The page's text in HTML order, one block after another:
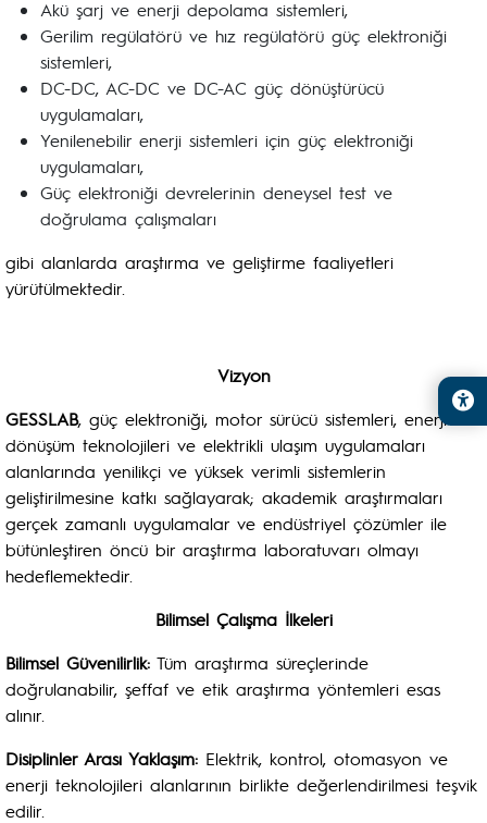
Akü şarj ve enerji depolama sistemleri,
Gerilim regülatörü ve hız regülatörü güç elektroniği
sistemleri,
DC-DC, AC-DC ve DC-AC güç dönüştürücü
uygulamaları,
Yenilenebilir enerji sistemleri için güç elektroniği
uygulamaları,
Güç elektroniği devrelerinin deneysel test ve
doğrulama çalışmaları
gibi alanlarda araştırma ve geliştirme faaliyetleri
yürütülmektedir.
Vizyon
GESSLAB, güç elektroniği, motor sürücü sistemleri, enerji
dönüşüm teknolojileri ve elektrikli ulaşım uygulamaları
alanlarında yenilikçi ve yüksek verimli sistemlerin
geliştirilmesine katkı sağlayarak; akademik araştırmaları
gerçek zamanlı uygulamalar ve endüstriyel çözümler ile
bütünleştiren öncü bir araştırma laboratuvarı olmayı
hedeflemektedir.
Bilimsel Çalışma İlkeleri
Bilimsel Güvenilirlik: Tüm araştırma süreçlerinde
doğrulanabilir, şeffaf ve etik araştırma yöntemleri esas
alınır.
Disiplinler Arası Yaklaşım: Elektrik, kontrol, otomasyon ve
enerji teknolojileri alanlarının birlikte değerlendirilmesi teşvik
edilir.